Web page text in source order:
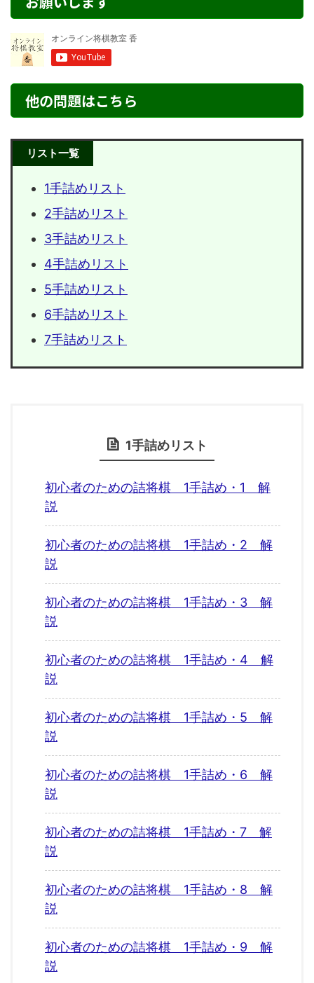
他の問題はこちら
リスト一覧
1手詰めリスト
2手詰めリスト
3手詰めリスト
4手詰めリスト
5手詰めリスト
6手詰めリスト
7手詰めリスト
1手詰めリスト
初心者のための詰将棋 1手詰め・1 解
説
初心者のための詰将棋 1手詰め・2 解
説
初心者のための詰将棋 1手詰め・3 解
説
初心者のための詰将棋 1手詰め・4 解
説
初心者のための詰将棋 1手詰め・5 解
説
初心者のための詰将棋 1手詰め・6 解
説
初心者のための詰将棋 1手詰め・7 解
説
初心者のための詰将棋 1手詰め・8 解
説
初心者のための詰将棋 1手詰め・9 解
説